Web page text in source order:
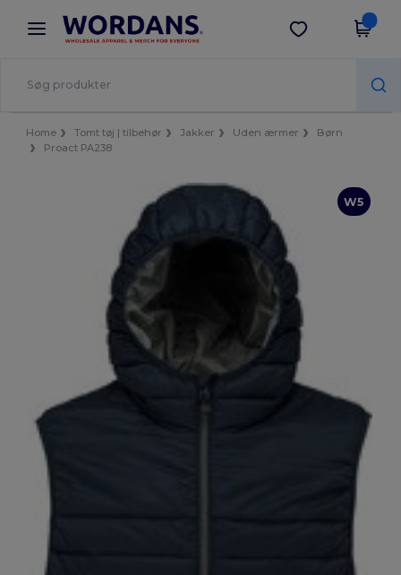
× Wordans-app
Bedre priser i appen!
Hent app
Home Tomt tøj | tilbehør Jakker Uden ærmer
Børn
Proact PA238
W5